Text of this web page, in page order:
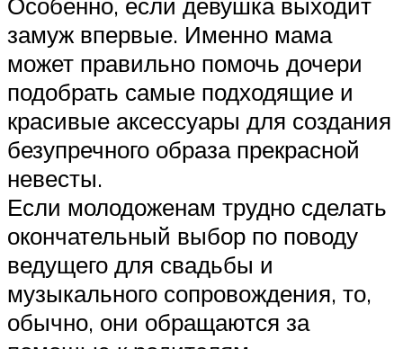
Особенно, если девушка выходит
замуж впервые. Именно мама
может правильно помочь дочери
подобрать самые подходящие и
красивые аксессуары для создания
безупречного образа прекрасной
невесты.
Если молодоженам трудно сделать
окончательный выбор по поводу
ведущего для свадьбы и
музыкального сопровождения, то,
обычно, они обращаются за